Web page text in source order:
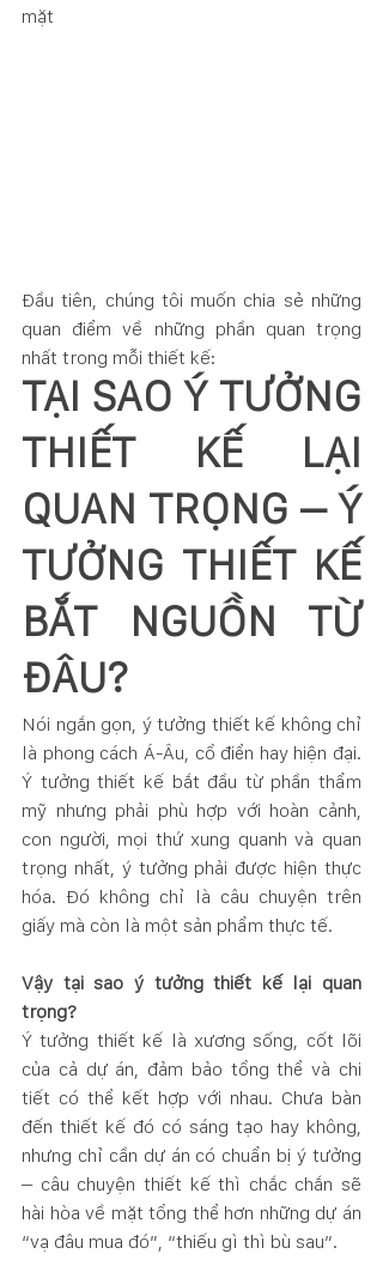
mặt
Đầu tiên, chúng tôi muốn chia sẻ những
quan điểm về những phần quan trọng
nhất trong mỗi thiết kế:
TẠI SAO Ý TƯỞNG
THIẾT KẾ LẠI
QUAN TRỌNG – Ý
TƯỞNG THIẾT KẾ
BẮT NGUỒN TỪ
ĐÂU?
Nói ngắn gọn, ý tưởng thiết kế không chỉ
là phong cách Á-Âu, cổ điển hay hiện đại.
Ý tưởng thiết kế bắt đầu từ phần thẩm
mỹ nhưng phải phù hợp với hoàn cảnh,
con người, mọi thứ xung quanh và quan
trọng nhất, ý tưởng phải được hiện thực
hóa. Đó không chỉ là câu chuyện trên
giấy mà còn là một sản phẩm thực tế.
Vậy tại sao ý tưởng thiết kế lại quan
trọng?
Ý tưởng thiết kế là xương sống, cốt lõi
của cả dự án, đảm bảo tổng thể và chi
tiết có thể kết hợp với nhau. Chưa bàn
đến thiết kế đó có sáng tạo hay không,
nhưng chỉ cần dự án có chuẩn bị ý tưởng
– câu chuyện thiết kế thì chắc chắn sẽ
hài hòa về mặt tổng thể hơn những dự án
“vạ đâu mua đó”, “thiếu gì thì bù sau”.